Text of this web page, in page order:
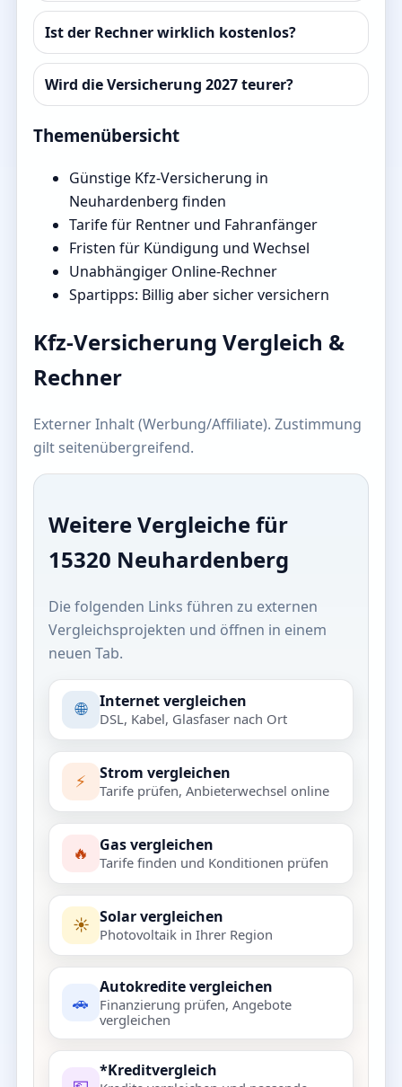
Ist der Rechner wirklich kostenlos?
Wird die Versicherung 2027 teurer?
Themenübersicht
Günstige Kfz-Versicherung in
Neuhardenberg finden
Tarife für Rentner und Fahranfänger
Fristen für Kündigung und Wechsel
Unabhängiger Online-Rechner
Spartipps: Billig aber sicher versichern
Kfz-Versicherung Vergleich &
Rechner
Externer Inhalt (Werbung/Affiliate). Zustimmung
gilt seitenübergreifend.
Weitere Vergleiche für
15320 Neuhardenberg
Die folgenden Links führen zu externen
Vergleichsprojekten und öffnen in einem
neuen Tab.
🌐 Internet vergleichen
DSL, Kabel, Glasfaser nach Ort
⚡ Strom vergleichen
Tarife prüfen, Anbieterwechsel online
🔥 Gas vergleichen
Tarife finden und Konditionen prüfen
☀️ Solar vergleichen
Photovoltaik in Ihrer Region
🚗
Autokredite vergleichen
Finanzierung prüfen, Angebote
vergleichen
*Kreditvergleich